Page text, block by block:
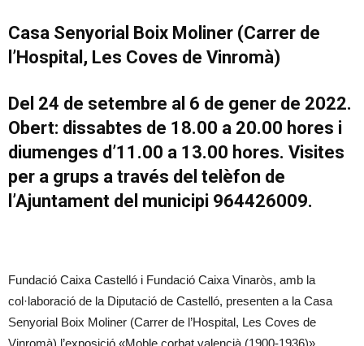
Casa Senyorial Boix Moliner (Carrer de
l’Hospital, Les Coves de Vinromà)
Del 24 de setembre al 6 de gener de 2022.
Obert: dissabtes de 18.00 a 20.00 hores i
diumenges d’11.00 a 13.00 hores. Visites
per a grups a través del telèfon de
l’Ajuntament del municipi 964426009.
Fundació Caixa Castelló i Fundació Caixa Vinaròs, amb la
col·laboració de la Diputació de Castelló, presenten a la Casa
Senyorial Boix Moliner (Carrer de l’Hospital, Les Coves de